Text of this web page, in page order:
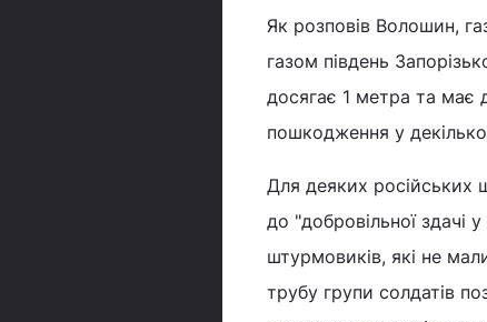
Як розповів Волошин,
газом південь
досягає 1 метра та має
пошкодження у
Для деяких російських
до "добровільної здачі
штурмовиків, які не
трубу групи солдатів